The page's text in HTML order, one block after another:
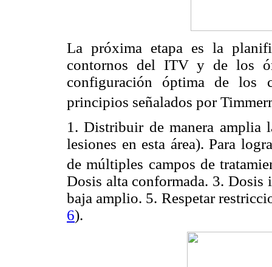
La próxima etapa es la
contornos del ITV y de los
configuración óptima de los
principios señalados por
1. Distribuir de manera amplia
lesiones en esta área). Para
de múltiples campos de
Dosis alta conformada. 3. Dosis
baja amplio. 5. Respetar
6).